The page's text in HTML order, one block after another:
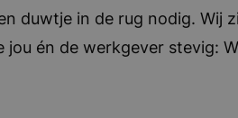
duwtje in de rug nodig. Wij
én de werkgever stevig: